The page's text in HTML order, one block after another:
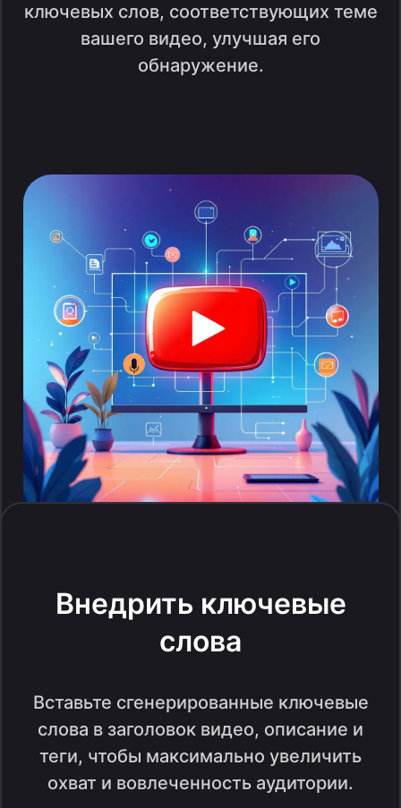
ключевых слов, соответствующих теме
вашего видео, улучшая его
обнаружение.
Внедрить ключевые
слова
Вставьте сгенерированные ключевые
слова в заголовок видео, описание и
теги, чтобы максимально увеличить
охват и вовлеченность аудитории.